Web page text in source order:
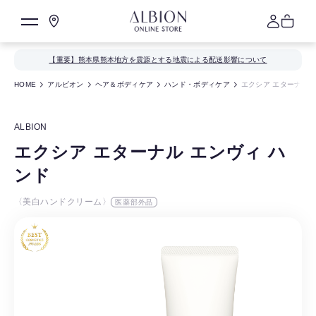
【重要】熊本県熊本地方を震源とする地震による配送影響について
HOME アルビオン ヘア＆ボディケア ハンド・ボディケア エクシア エターナル
ALBION
エクシア エターナル エンヴィ ハ
ンド
〈美白ハンドクリーム〉 医薬部外品